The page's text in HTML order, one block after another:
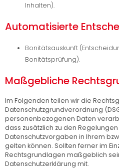
Inhalten).
Automatisierte
Bonitätsauskunft
Bonitätsprüfung).
Maßgebliche
Im Folgenden teilen wir die
Datenschutzgrundverordnung
personenbezogenen Daten
dass zusätzlich zu den
Datenschutzvorgaben in Ihrem
gelten können. Sollten ferner im
Rechtsgrundlagen maßgeblich
Datenschutzerklärung mit.